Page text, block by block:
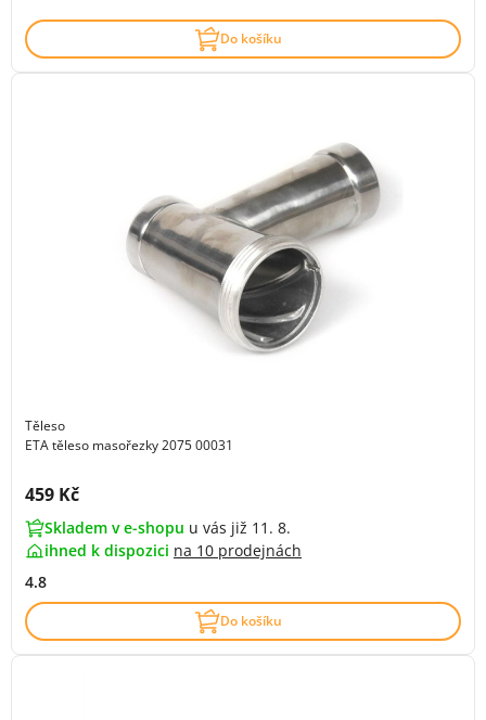
Do košíku
Těleso
ETA těleso masořezky 2075 00031
Cena s DPH:
459 Kč
Skladem v e-shopu u vás již 11. 8.
ihned k dispozici na 10 prodejnách
4.8
Do košíku